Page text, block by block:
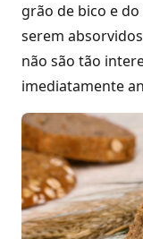
grão de bico e
serem
não são tão
imediatamente